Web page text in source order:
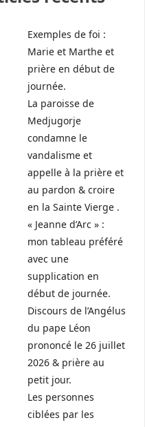
Exemples de foi :
Marie et Marthe et
prière en début de
journée.
La paroisse de
Medjugorje
condamne le
vandalisme et
appelle à la prière et
au pardon & croire
en la Sainte Vierge .
« Jeanne d’Arc » :
mon tableau préféré
avec une
supplication en
début de journée.
Discours de l’Angélus
du pape Léon
prononcé le 26 juillet
2026 & prière au
petit jour.
Les personnes
ciblées par les